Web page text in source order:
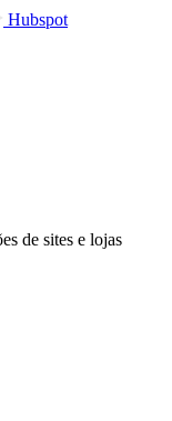
Hubspot
de sites e lojas